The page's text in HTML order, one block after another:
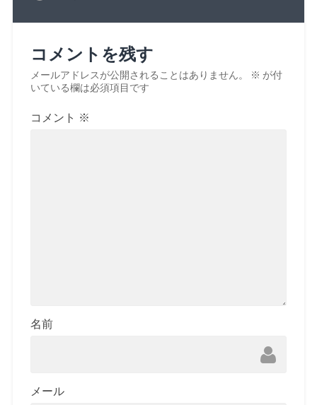
コメントを残す
メールアドレスが公開されることはありません。 ※ が付
いている欄は必須項目です
コメント ※
名前
メール